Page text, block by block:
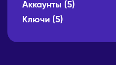
Аккаунты (5)
Ключи (5)